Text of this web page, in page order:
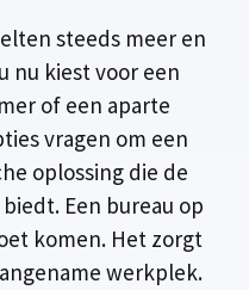
steeds meer en
nu kiest voor een
of een aparte
vragen om een
oplossing die de
Een bureau op
komen. Het zorgt
werkplek.